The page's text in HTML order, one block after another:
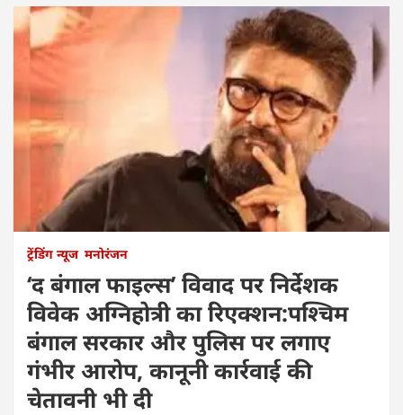
ट्रेंडिंग न्यूज मनोरंजन
‘द बंगाल फाइल्स’ विवाद पर निर्देशक
विवेक अग्निहोत्री का रिएक्शन:पश्चिम
बंगाल सरकार और पुलिस पर लगाए
गंभीर आरोप, कानूनी कार्रवाई की
चेतावनी भी दी